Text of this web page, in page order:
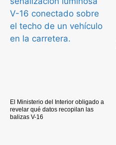
El Ministerio del Interior obligado a
revelar qué datos recopilan las
balizas V-16